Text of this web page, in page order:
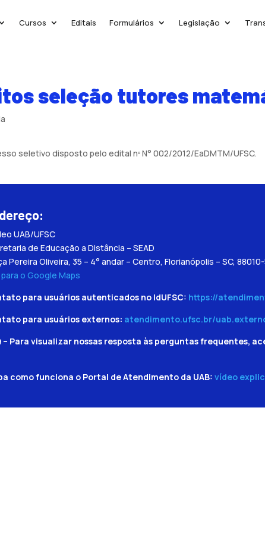
Cursos Editais Formulários Legislação
seleção tutores
seletivo disposto pelo edital nº N° 002/2012/EaDMTM/UFSC.
UAB/UFSC
de Educação a Distância – SEAD
Pereira Oliveira, 35 – 4° andar – Centro, Florianópolis – SC,
para o Google Maps
para usuários autenticados no IdUFSC: https://
para usuários externos: atendimento.ufsc.br/
– Para visualizar nossas resposta às perguntas frequentes,
como funciona o Portal de Atendimento da UAB: vídeo